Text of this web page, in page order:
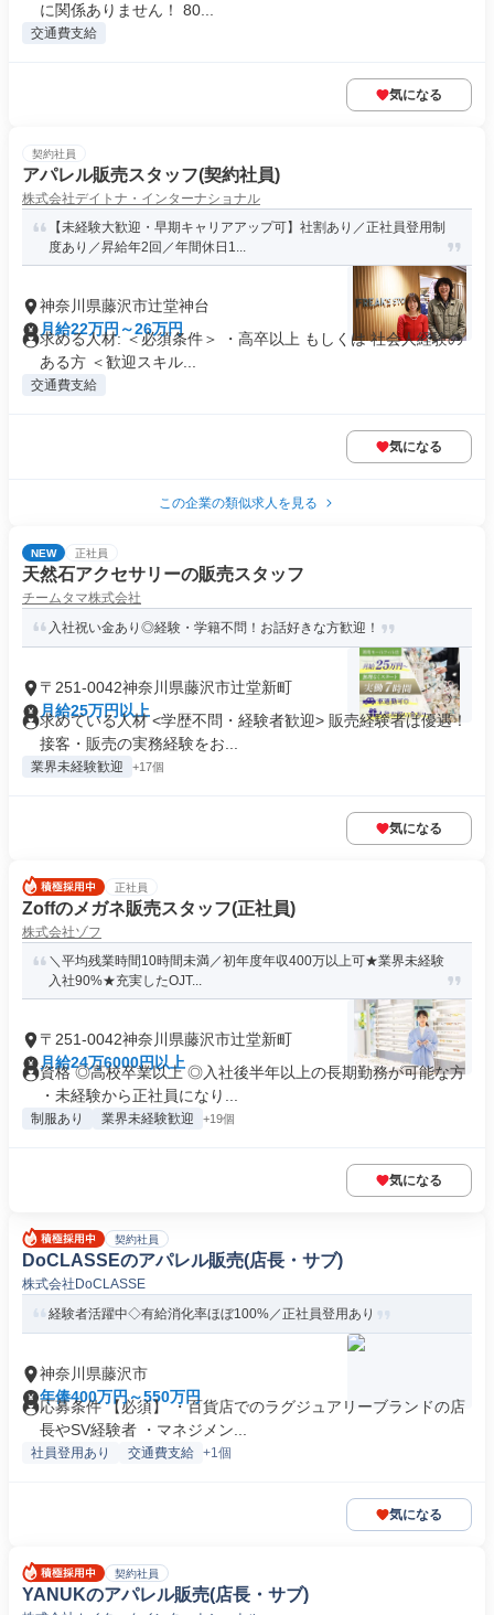
に関係ありません！ 80...
交通費支給
気になる
契約社員
アパレル販売スタッフ(契約社員)
株式会社デイトナ・インターナショナル
【未経験大歓迎・早期キャリアアップ可】社割あり／正社員登用制
度あり／昇給年2回／年間休日1...
神奈川県藤沢市辻堂神台
月給22万円～26万円
求める人材: ＜必須条件＞ ・高卒以上 もしくは 社会人経験の
ある方 ＜歓迎スキル...
交通費支給
気になる
この企業の類似求人を見る
NEW 正社員
天然石アクセサリーの販売スタッフ
チームタマ株式会社
入社祝い金あり◎経験・学籍不問！お話好きな方歓迎！
〒251-0042神奈川県藤沢市辻堂新町
月給25万円以上
求めている人材 <学歴不問・経験者歓迎> 販売経験者は優遇！
接客・販売の実務経験をお...
業界未経験歓迎 +17個
気になる
正社員
Zoffのメガネ販売スタッフ(正社員)
株式会社ゾフ
＼平均残業時間10時間未満／初年度年収400万以上可★業界未経験
入社90%★充実したOJT...
〒251-0042神奈川県藤沢市辻堂新町
月給24万6000円以上
資格 ◎高校卒業以上 ◎入社後半年以上の長期勤務が可能な方
・未経験から正社員になり...
制服あり 業界未経験歓迎 +19個
気になる
契約社員
DoCLASSEのアパレル販売(店長・サブ)
株式会社DoCLASSE
経験者活躍中◇有給消化率ほぼ100%／正社員登用あり
神奈川県藤沢市
年俸400万円～550万円
応募条件 【必須】 ・百貨店でのラグジュアリーブランドの店
長やSV経験者 ・マネジメン...
社員登用あり 交通費支給 +1個
気になる
契約社員
YANUKのアパレル販売(店長・サブ)